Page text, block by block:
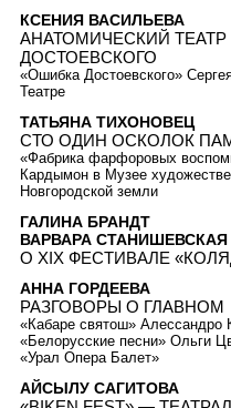
КСЕНИЯ ВАСИЛЬЕВА
АНАТОМИЧЕСКИЙ
ДОСТОЕВСКОГО
«Ошибка Достоевского»
Театре
ТАТЬЯНА ТИХОНОВЕЦ
СТО ОДИН ОСКОЛОК
«Фабрика фарфоровых
Кардымон в Музее
Новгородской земли
ГАЛИНА БРАНДТ
ВАРВАРА СТАНИШЕВСКАЯ
О XIX ФЕСТИВАЛЕ
АННА ГОРДЕЕВА
РАЗГОВОРЫ О ГЛАВНОМ
«Кабаре святош» Алессандро
«Белорусские песни» Ольги
«Урал Опера Балет»
АЙСЫЛУ САГИТОВА